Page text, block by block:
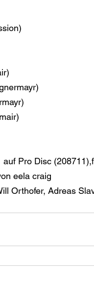
auf Pro Disc
eela craig
Orthofer, Adreas